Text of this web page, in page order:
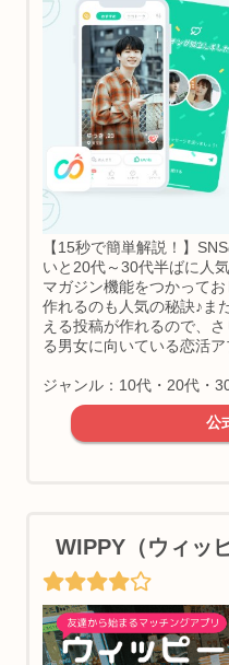
【15秒で簡単解説！】
いと20代～30代半ばに人
マガジン機能をつかって
作れるのも人気の秘訣♪ま
える投稿が作れるので、
る男女に向いている恋活
ジャンル：10代・20代・
公
WIPPY（ウィッ